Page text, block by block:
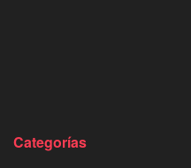
Categorías